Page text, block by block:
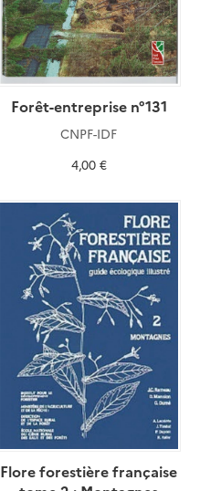
Forêt-entreprise n°131
CNPF-IDF
4,00 €
Flore forestière française